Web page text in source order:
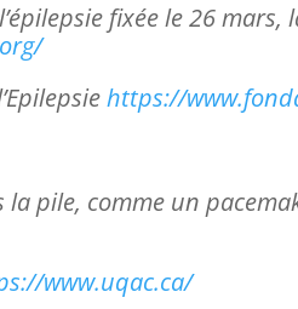
fixée le 26
https://
pile, comme un
www.uqac.ca/